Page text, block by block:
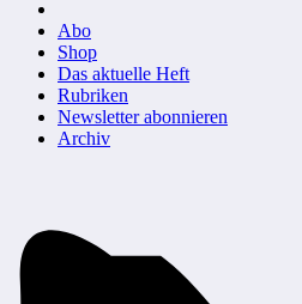
Abo
Shop
Das aktuelle Heft
Rubriken
Newsletter abonnieren
Archiv